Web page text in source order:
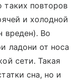
повторов
и холодной
вреден). Во
ладони от носа
сети. Такая
сна, но и